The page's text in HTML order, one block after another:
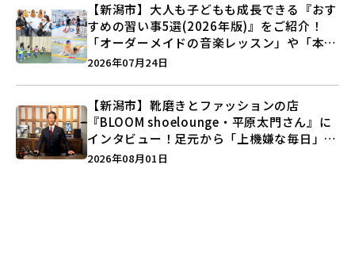
【新潟市】大人も子どもも成長できる『おす
すめの習い事5選(2026年版)』をご紹介！
「オーダーメイドの音楽レッスン」や「本格
キックボクシング」で新しい自分を見つけよ
2026年07月24日
【新潟市】靴磨きとファッションの店
『BLOOM shoelounge・平原太門さん』に
インタビュー！足元から「上機嫌な毎日」を
つくる装いの提案とは？
2026年08月01日